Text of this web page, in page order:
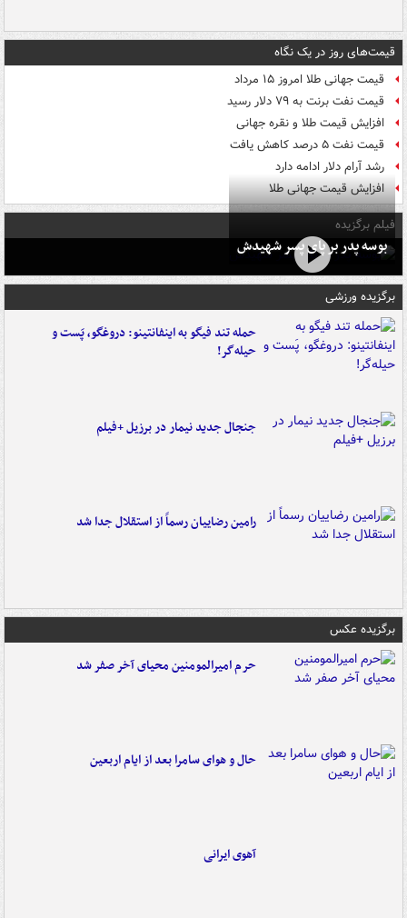
قیمت‌های روز در یک نگاه
قیمت جهانی طلا امروز ۱۵ مرداد
قیمت نفت برنت به ۷۹ دلار رسید
افزایش قیمت طلا و نقره جهانی
قیمت نفت ۵ درصد کاهش یافت
رشد آرام دلار ادامه دارد
افزایش قیمت جهانی طلا
فیلم برگزیده
بوسه‌ پدر بر پای پسر شهیدش
برگزیده ورزشی
حمله تند فیگو به اینفانتینو: دروغگو، پَست‌ و
حیله‌گر!
جنجال جدید نیمار در برزیل +فیلم
رامین رضاییان رسماً از استقلال جدا شد
برگزیده عکس
حرم امیرالمومنین محیای آخر صفر شد
حال و هوای سامرا بعد از ایام اربعین
آهوی ایرانی